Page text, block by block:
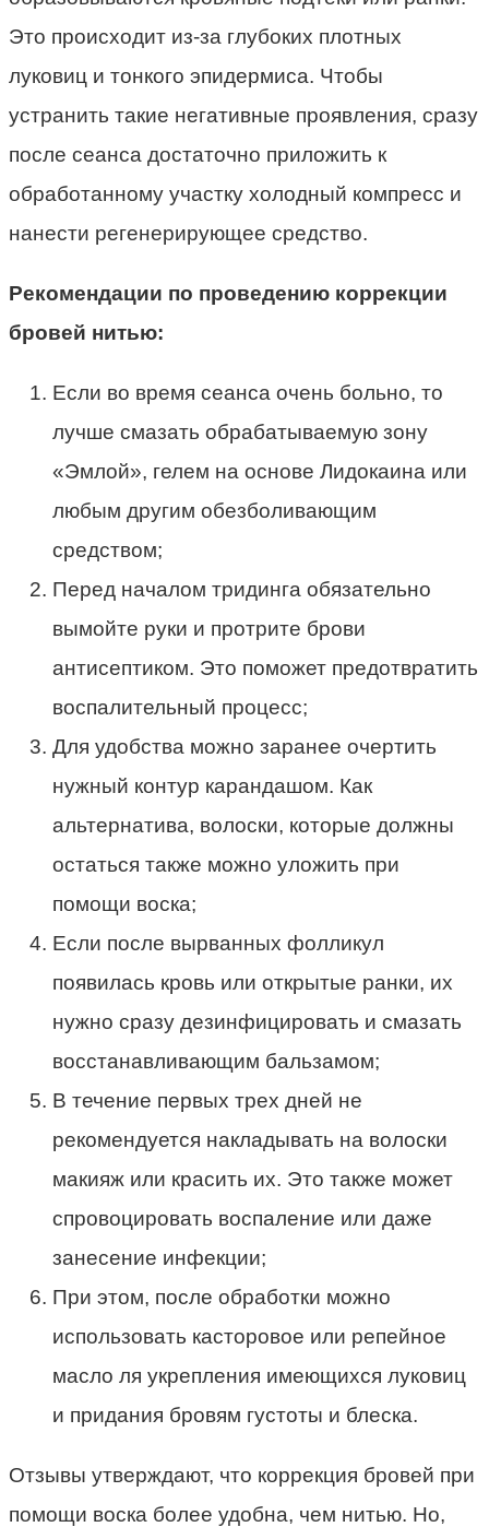
Это происходит из-за глубоких плотных
луковиц и тонкого эпидермиса. Чтобы
устранить такие негативные проявления, сразу
после сеанса достаточно приложить к
обработанному участку холодный компресс и
нанести регенерирующее средство.
Рекомендации по проведению коррекции
бровей нитью:
Если во время сеанса очень больно, то
лучше смазать обрабатываемую зону
«Эмлой», гелем на основе Лидокаина или
любым другим обезболивающим
средством;
Перед началом тридинга обязательно
вымойте руки и протрите брови
антисептиком. Это поможет предотвратить
воспалительный процесс;
Для удобства можно заранее очертить
нужный контур карандашом. Как
альтернатива, волоски, которые должны
остаться также можно уложить при
помощи воска;
Если после вырванных фолликул
появилась кровь или открытые ранки, их
нужно сразу дезинфицировать и смазать
восстанавливающим бальзамом;
В течение первых трех дней не
рекомендуется накладывать на волоски
макияж или красить их. Это также может
спровоцировать воспаление или даже
занесение инфекции;
При этом, после обработки можно
использовать касторовое или репейное
масло ля укрепления имеющихся луковиц
и придания бровям густоты и блеска.
Отзывы утверждают, что коррекция бровей при
помощи воска более удобна, чем нитью. Но,